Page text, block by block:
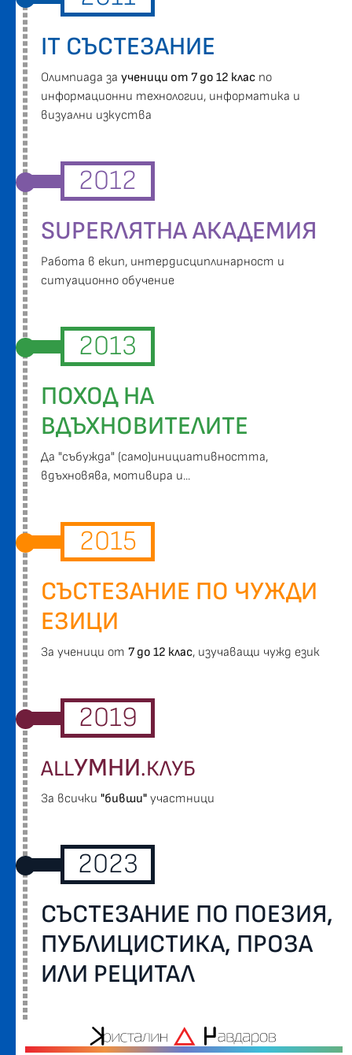
IT СЪСТЕЗАНИЕ
Oлимпиада за ученици от 7 до 12 клас по
информационни технологии, информатика и
визуални изкуства
2012
SUPERЛЯТНА АКАДЕМИЯ
Работа в екип, интердисциплинарност и
ситуационно обучение
2013
ПОХОД НА
ВДЪХНОВИТЕЛИТЕ
Да "събужда" (само)инициативността,
вдъхновява, мотивира и...
2015
СЪСТЕЗАНИЕ ПО ЧУЖДИ
ЕЗИЦИ
За ученици от 7 до 12 клас, изучаващи чужд език
2019
ALLУМНИ.КЛУБ
За всички "бивши" участници
2023
СЪСТЕЗАНИЕ ПО ПОЕЗИЯ,
ПУБЛИЦИСТИКА, ПРОЗА
ИЛИ РЕЦИТАЛ